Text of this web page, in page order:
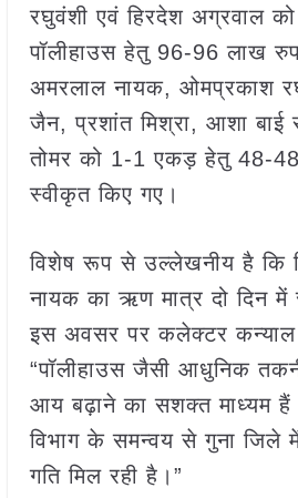
रघुवंशी एवं हिरदेश अग्रवाल
पॉलीहाउस हेतु 96-96 लाख
अमरलाल नायक, ओमप्रकाश
जैन, प्रशांत मिश्रा, आशा बाई
तोमर को 1-1 एकड़ हेतु 48-
स्वीकृत किए गए।
विशेष रूप से उल्लेखनीय है कि
नायक का ऋण मात्र दो दिन में
इस अवसर पर कलेक्टर
“पॉलीहाउस जैसी आधुनिक
आय बढ़ाने का सशक्त माध्यम
विभाग के समन्वय से गुना जिले
गति मिल रही है।”